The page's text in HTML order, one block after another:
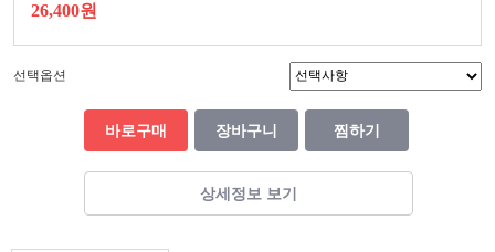
26,400원
선택옵션
바로구매 장바구니 찜하기
상세정보 보기